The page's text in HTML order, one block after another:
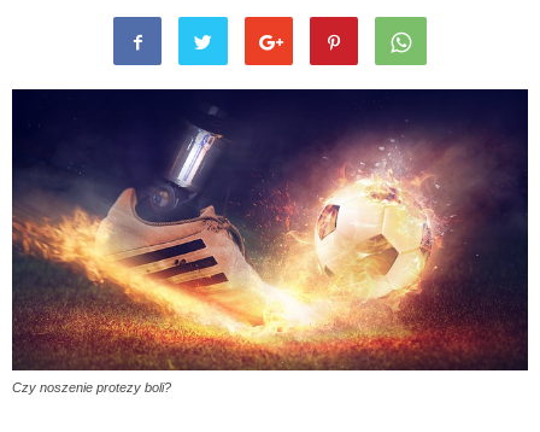
Czy noszenie protezy boli?